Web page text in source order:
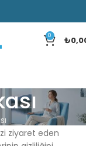
0 ₺
ziyaret eden